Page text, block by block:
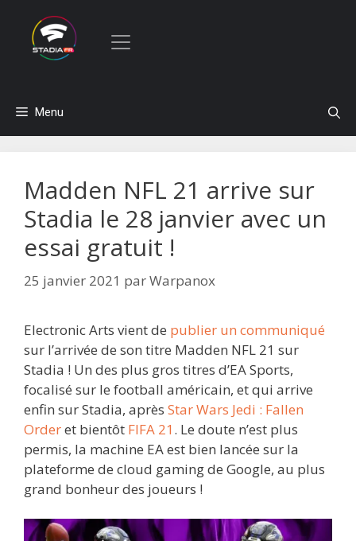
contenu
Menu
Madden NFL 21 arrive sur
Stadia le 28 janvier avec un
essai gratuit !
25 janvier 2021 parWarpanox
Electronic Arts vient de publier un communiqué
sur l’arrivée de son titre Madden NFL 21 sur
Stadia ! Un des plus gros titres d’EA Sports,
focalisé sur le football américain, et qui arrive
enfin sur Stadia, après Star Wars Jedi : Fallen
Orderet bientôt FIFA 21. Le doute n’est plus
permis, la machine EA est bien lancée sur la
plateforme de cloud gaming de Google, au plus
grand bonheur des joueurs !